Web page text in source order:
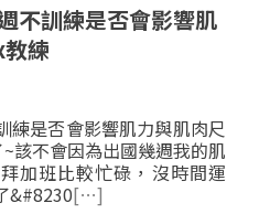
不訓練是否會影響肌
練
練是否會影響肌力與肌肉尺
該不會因為出國幾週我的肌
加班比較忙碌，沒時間運
&#8230[…]